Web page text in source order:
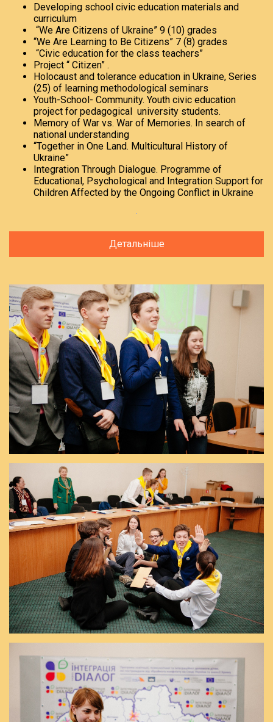
Developing school civic education materials and
curriculum
“We Are Citizens of Ukraine” 9 (10) grades
“We Are Learning to Be Citizens” 7 (8) grades
“Civic education for the class teachers”
Project “ Citizen” .
Holocaust and tolerance education in Ukraine, Series
(25) of learning methodological seminars
Youth-School- Community. Youth civic education
project for pedagogical university students.
Memory of War vs. War of Memories. In search of
national understanding
“Together in One Land. Multicultural History of
Ukraine”
Integration Through Dialogue. Programme of
Educational, Psychological and Integration Support for
Children Affected by the Ongoing Conflict in Ukraine
Детальніше